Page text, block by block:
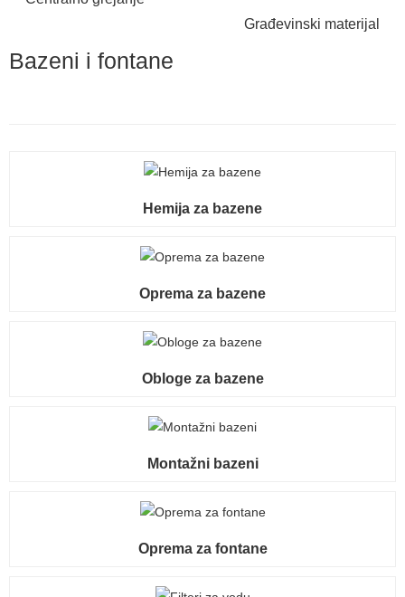
Građevinski materijal
Bazeni i fontane
Hemija za bazene
Oprema za bazene
Obloge za bazene
Montažni bazeni
Oprema za fontane